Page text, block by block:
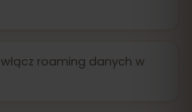
włącz roaming danych w